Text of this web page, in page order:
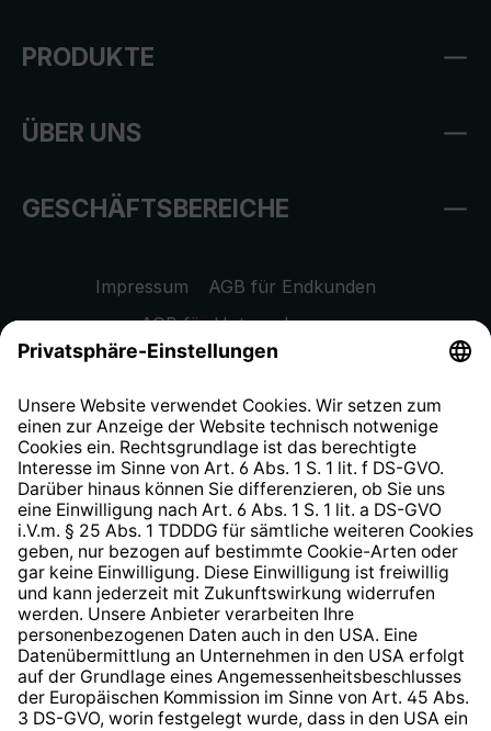
PRODUKTE
ÜBER UNS
GESCHÄFTSBEREICHE
Impressum
AGB für Endkunden
AGB für Unternehmen
Datenschutzhinweis
Widerrufsrecht
Hinweisgeberschutzsystem
Barrierefreiheit